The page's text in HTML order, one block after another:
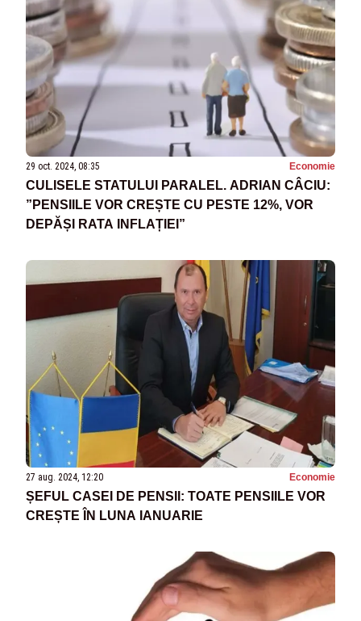
29 oct. 2024, 08:35 Economie
CULISELE STATULUI PARALEL. ADRIAN CÂCIU:
”PENSIILE VOR CREȘTE CU PESTE 12%, VOR
DEPĂȘI RATA INFLAȚIEI”
27 aug. 2024, 12:20 Economie
ȘEFUL CASEI DE PENSII: TOATE PENSIILE VOR
CREȘTE ÎN LUNA IANUARIE